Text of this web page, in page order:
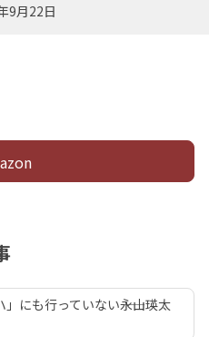
9月22日
にも行っていない――永山瑛太